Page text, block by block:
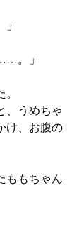
。」
、うめちゃ
け、お腹の
ももちゃん